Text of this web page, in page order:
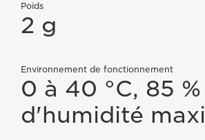
Poids
2 g
Environnement de fonctionnement
0 à 40 °C, 85 %
d'humidité maxi